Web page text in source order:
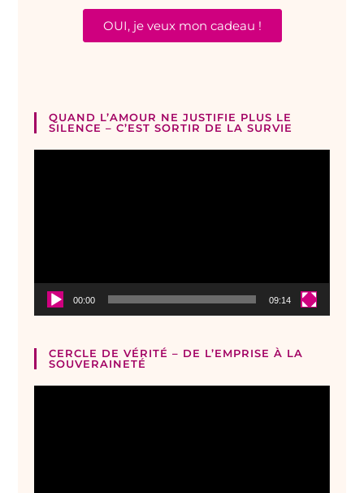
OUI, je veux mon cadeau !
QUAND L’AMOUR NE JUSTIFIE PLUS LE
SILENCE – C’EST SORTIR DE LA SURVIE
00:00 09:14
CERCLE DE VÉRITÉ – DE L’EMPRISE À LA
SOUVERAINETÉ